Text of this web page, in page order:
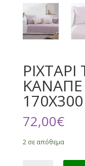
ΚΑΝΑΠΕ
72,00€
2 σε απόθεμα